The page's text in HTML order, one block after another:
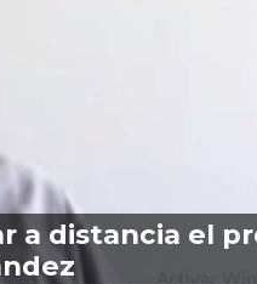
a distancia el